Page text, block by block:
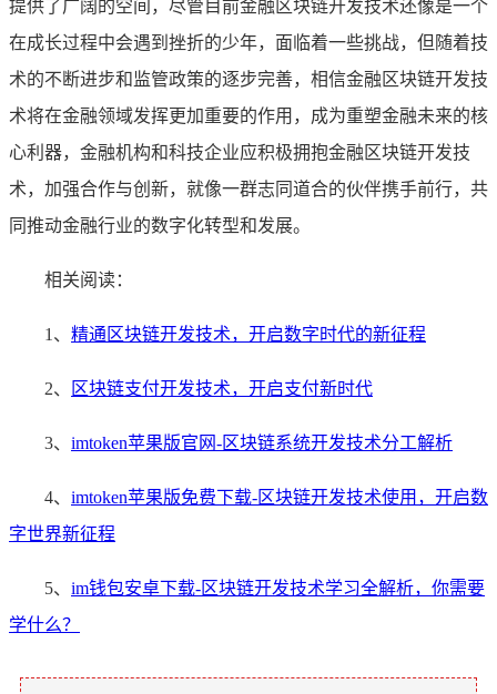
提供了广阔的空间，尽管目前金融区块链开发技术还像是一个
在成长过程中会遇到挫折的少年，面临着一些挑战，但随着技
术的不断进步和监管政策的逐步完善，相信金融区块链开发技
术将在金融领域发挥更加重要的作用，成为重塑金融未来的核
心利器，金融机构和科技企业应积极拥抱金融区块链开发技
术，加强合作与创新，就像一群志同道合的伙伴携手前行，共
同推动金融行业的数字化转型和发展。
相关阅读：
1、 精通区块链开发技术，开启数字时代的新征程
2、 区块链支付开发技术，开启支付新时代
3、 imtoken苹果版官网-区块链系统开发技术分工解析
4、 imtoken苹果版免费下载-区块链开发技术使用，开启数
字世界新征程
5、 im钱包安卓下载-区块链开发技术学习全解析，你需要
学什么？